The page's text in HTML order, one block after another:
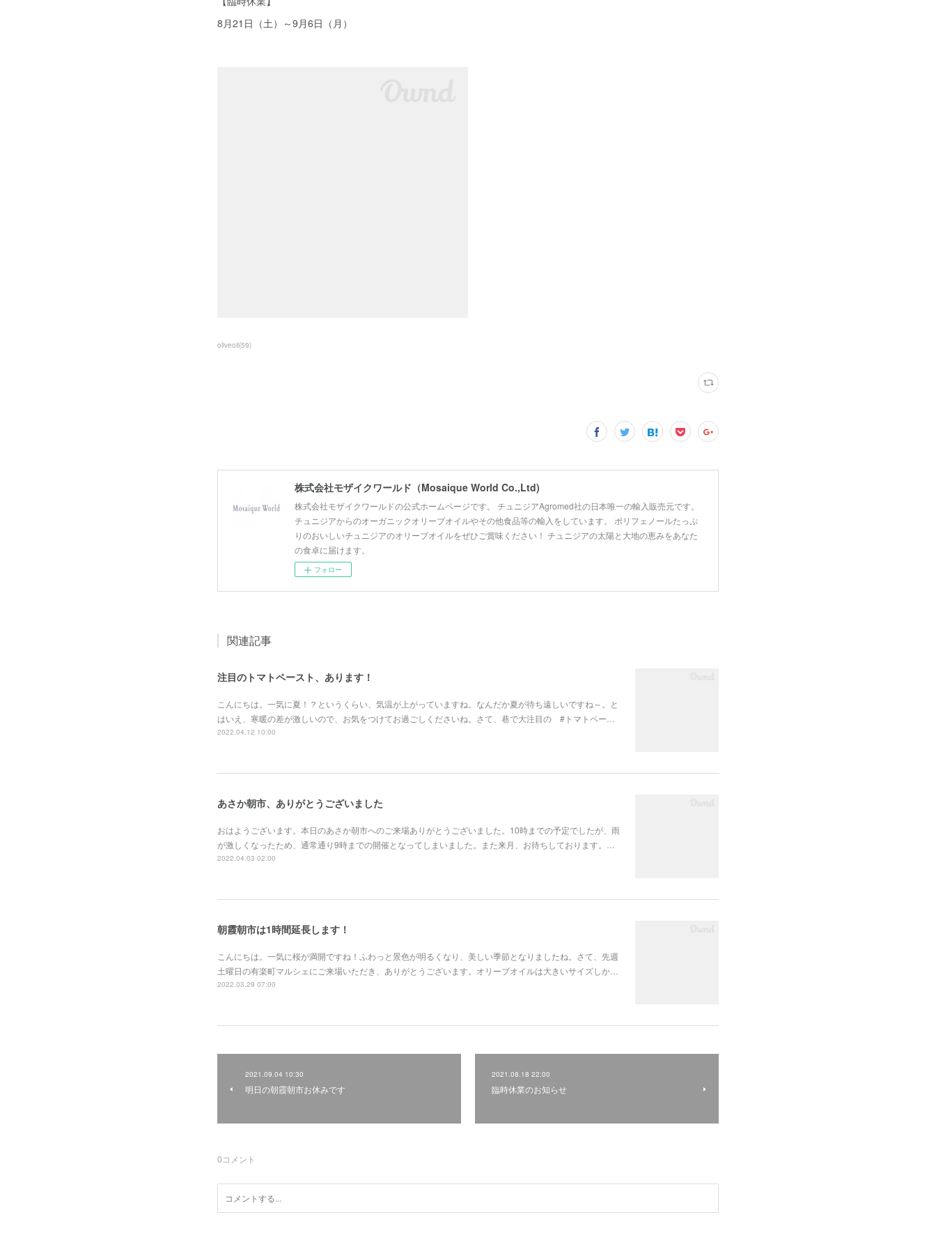
8月21日（土）～9月6日（月）
oliveoil(59)
株式会社モザイクワールド（Mosaique World Co.,Ltd)
株式会社モザイクワールドの公式ホームページです。 チュニジアAgromed社の日本唯一の輸入販売元です。
チュニジアからのオーガニックオリーブオイルやその他食品等の輸入をしています。 ポリフェノールたっぷ
りのおいしいチュニジアのオリーブオイルをぜひご賞味ください！ チュニジアの太陽と大地の恵みをあなた
の食卓に届けます。
フォロー
関連記事
注目のトマトペースト、あります！
こんにちは。一気に夏！？というくらい、気温が上がっていますね。なんだか夏が待ち遠しいですね～。と
はいえ、寒暖の差が激しいので、お気をつけてお過ごしくださいね。さて、巷で大注目の #トマトペー…
2022.04.12 10:00
あさか朝市、ありがとうございました
おはようございます。本日のあさか朝市へのご来場ありがとうございました。10時までの予定でしたが、雨
が激しくなったため、通常通り9時までの開催となってしまいました。また来月、お待ちしております。…
2022.04.03 02:00
朝霞朝市は1時間延長します！
こんにちは。一気に桜が満開ですね！ふわっと景色が明るくなり、美しい季節となりましたね。さて、先週
土曜日の有楽町マルシェにご来場いただき、ありがとうございます。オリーブオイルは大きいサイズしか…
2022.03.29 07:00
2021.09.04 10:30
明日の朝霞朝市お休みです
2021.08.18 22:00
臨時休業のお知らせ
0コメント